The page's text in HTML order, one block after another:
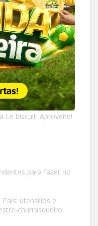
Le biscuit. Aproveite!
para fazer no
utensílios e
churrasqueiro